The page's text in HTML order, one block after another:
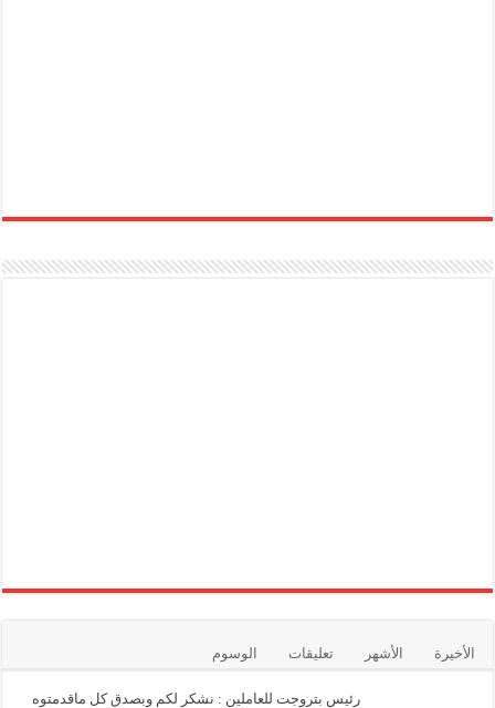
الأخيرة الأشهر تعليقات الوسوم
رئيس بتروجت للعاملين : نشكر لكم وبصدق كل ماقدمتوه